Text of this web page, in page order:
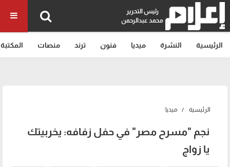
رئيس التحرير
محمد عبدالرحمن
الرئيسية النشرة ميديا فنون ترند منصات المكتبة
الرئيسية ميديا
نجم "مسرح مصر" في حفل زفافه: يخربيتك
يا زواج